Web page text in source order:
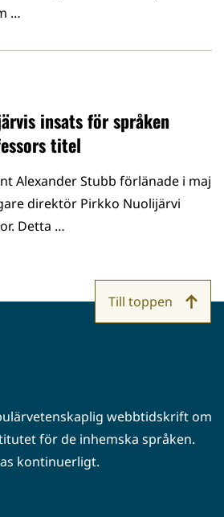
…
insats för språken
titel
Alexander Stubb förlänade i maj
direktör Pirkko Nuolijärvi
Detta …
webbtidskrift om
för de inhemska språken.
kontinuerligt.
Till toppen